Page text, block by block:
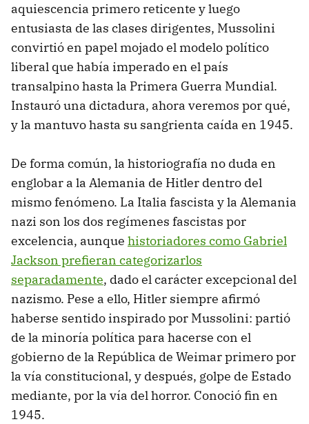
aquiescencia primero reticente y luego
entusiasta de las clases dirigentes, Mussolini
convirtió en papel mojado el modelo político
liberal que había imperado en el país
transalpino hasta la Primera Guerra Mundial.
Instauró una dictadura, ahora veremos por qué,
y la mantuvo hasta su sangrienta caída en 1945.
De forma común, la historiografía no duda en
englobar a la Alemania de Hitler dentro del
mismo fenómeno. La Italia fascista y la Alemania
nazi son los dos regímenes fascistas por
excelencia, aunque historiadores como Gabriel
Jackson prefieran categorizarlos
separadamente, dado el carácter excepcional del
nazismo. Pese a ello, Hitler siempre afirmó
haberse sentido inspirado por Mussolini: partió
de la minoría política para hacerse con el
gobierno de la República de Weimar primero por
la vía constitucional, y después, golpe de Estado
mediante, por la vía del horror. Conoció fin en
1945.